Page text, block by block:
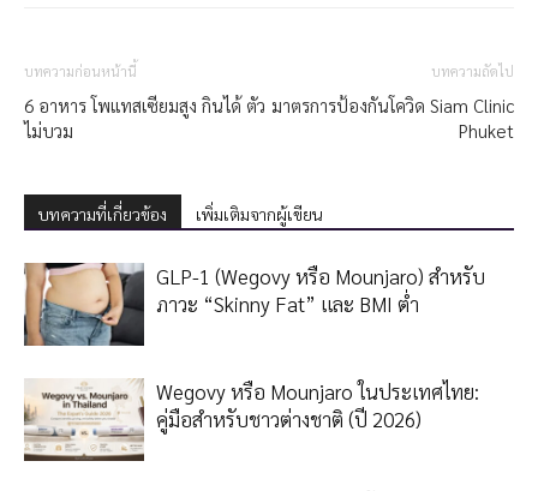
บทความก่อนหน้านี้
6 อาหาร โพเเทสเซียมสูง กินได้ ตัว
ไม่บวม
บทความถัดไป
มาตรการป้องกันโควิด Siam Clinic
Phuket
บทความที่เกี่ยวข้อง เพิ่มเติมจากผู้เขียน
GLP-1 (Wegovy หรือ Mounjaro) สำหรับ
ภาวะ “Skinny Fat” และ BMI ต่ำ
Wegovy หรือ Mounjaro ในประเทศไทย:
คู่มือสำหรับชาวต่างชาติ (ปี 2026)